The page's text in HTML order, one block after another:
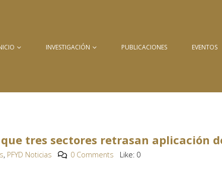
INVESTIGACIÓN PUBLICACIONES EVENTOS
tres sectores retrasan aplicación
, PFYD Noticias 0 Comments Like: 0